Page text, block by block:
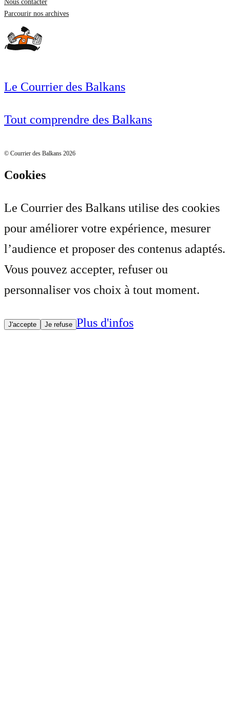
Nous contacter
Parcourir nos archives
Le Courrier des Balkans
Tout comprendre des Balkans
© Courrier des Balkans 2026
Cookies
Le Courrier des Balkans utilise des cookies
pour améliorer votre expérience, mesurer
l’audience et proposer des contenus adaptés.
Vous pouvez accepter, refuser ou
personnaliser vos choix à tout moment.
J'accepte Je refuse Plus d'infos